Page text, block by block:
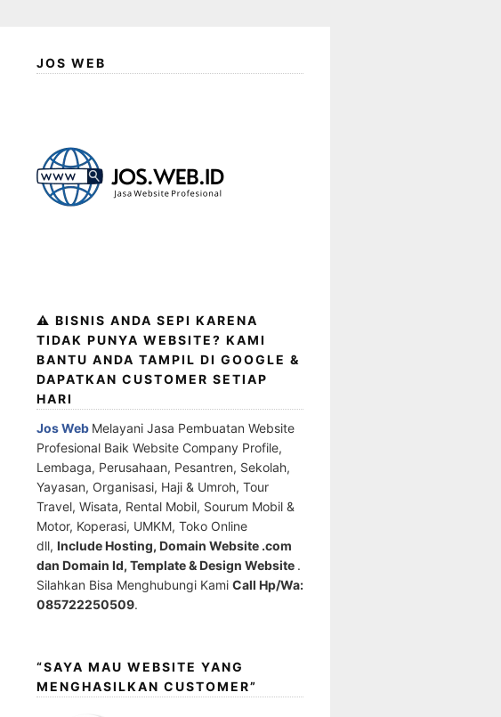
JOS WEB
⚠️ BISNIS ANDA SEPI KARENA
TIDAK PUNYA WEBSITE? KAMI
BANTU ANDA TAMPIL DI GOOGLE &
DAPATKAN CUSTOMER SETIAP
HARI
Jos Web Melayani Jasa Pembuatan Website
Profesional Baik Website Company Profile,
Lembaga, Perusahaan, Pesantren, Sekolah,
Yayasan, Organisasi, Haji & Umroh, Tour
Travel, Wisata, Rental Mobil, Sourum Mobil &
Motor, Koperasi, UMKM, Toko Online
dll, Include Hosting, Domain Website .com
dan Domain Id, Template & Design Website .
Silahkan Bisa Menghubungi Kami Call Hp/Wa:
085722250509.
“SAYA MAU WEBSITE YANG
MENGHASILKAN CUSTOMER”